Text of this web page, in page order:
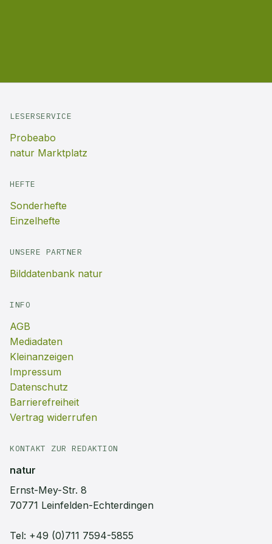
LESERSERVICE
Probeabo
natur Marktplatz
HEFTE
Sonderhefte
Einzelhefte
UNSERE PARTNER
Bilddatenbank natur
INFO
AGB
Mediadaten
Kleinanzeigen
Impressum
Datenschutz
Barrierefreiheit
Vertrag widerrufen
KONTAKT ZUR REDAKTION
natur
Ernst-Mey-Str. 8
70771 Leinfelden-Echterdingen
Tel: +49 (0)711 7594-5855